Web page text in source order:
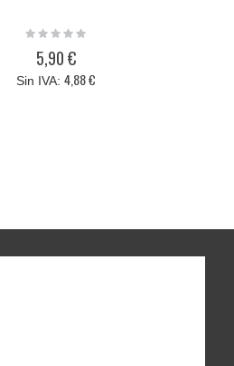
Rating:
5,90 €
4,88 €